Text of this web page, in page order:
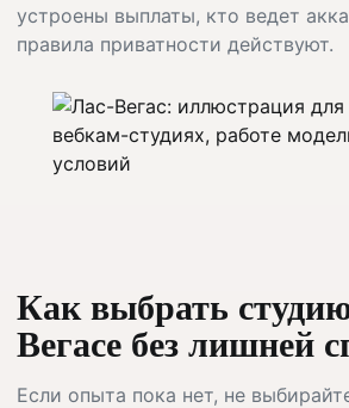
устроены выплаты, кто ведет
правила приватности действуют.
Как выбрать
Вегасе без лишней
Если опыта пока нет, не